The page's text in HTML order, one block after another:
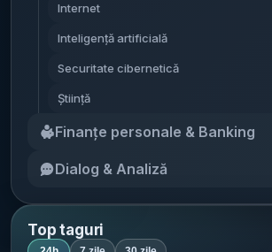
informații din surse neoficiale;
element ferm din articol este
nu a comunicat public planuri
aceste schimbări.[...]
indică mai multe exemple de
Huawei care ar folosi deja
atinge o luminozitate maximă
ar livra „efecte de afișare” mai
un ecran denumit „super-
îmbunătățiri la capitolul
maximă. MateBook Fold 非凡大
un ecran pliabil de 18 inci cu
OLED, prezentat ca o aplicare
pentru diagonale mari în zona
textul extinde în mod expres
pentru layout-urile de cipuri
cuantice începând din octombrie
poziționare în cursa tehnologică
principală este de reglementare:
încearcă să aducă cipurile
cuantice în același regim de
deja proiectele de cipuri clasice.
interpretarea citată de publicație,
Internet
Inteligență artificială
Securitate cibernetică
Știință
Finanțe personale & Banking
Dialog & Analiză
Top taguri